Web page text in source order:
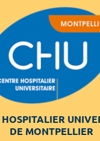
HOSPITALIER
DE MONTPELLIER